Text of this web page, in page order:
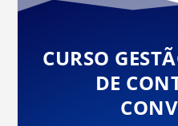
CURSO
DE